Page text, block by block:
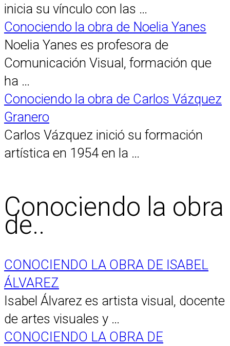
inicia su vínculo con las …
Conociendo la obra de Noelia Yanes
Noelia Yanes es profesora de
Comunicación Visual, formación que
ha …
Conociendo la obra de Carlos Vázquez
Granero
Carlos Vázquez inició su formación
artística en 1954 en la …
Conociendo la obra
de..
CONOCIENDO LA OBRA DE ISABEL
ÁLVAREZ
Isabel Álvarez es artista visual, docente
de artes visuales y …
CONOCIENDO LA OBRA DE